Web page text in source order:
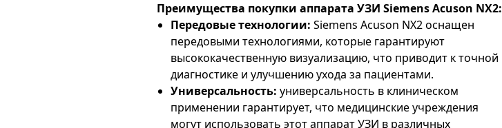
Преимущества покупки аппарата УЗИ Siemens Acuson NX2:
Передовые технологии: Siemens Acuson NX2 оснащен
передовыми технологиями, которые гарантируют
высококачественную визуализацию, что приводит к точной
диагностике и улучшению ухода за пациентами.
Универсальность: универсальность в клиническом
применении гарантирует, что медицинские учреждения
могут использовать этот аппарат УЗИ в различных